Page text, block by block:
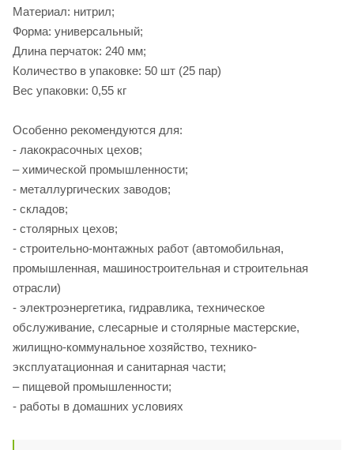
Материал: нитрил;
Форма: универсальный;
Длина перчаток: 240 мм;
Количество в упаковке: 50 шт (25 пар)
Вес упаковки: 0,55 кг
Особенно рекомендуются для:
- лакокрасочных цехов;
– химической промышленности;
- металлургических заводов;
- складов;
- столярных цехов;
- строительно-монтажных работ (автомобильная,
промышленная, машиностроительная и строительная
отрасли)
- электроэнергетика, гидравлика, техническое
обслуживание, слесарные и столярные мастерские,
жилищно-коммунальное хозяйство, технико-
эксплуатационная и санитарная части;
– пищевой промышленности;
- работы в домашних условиях